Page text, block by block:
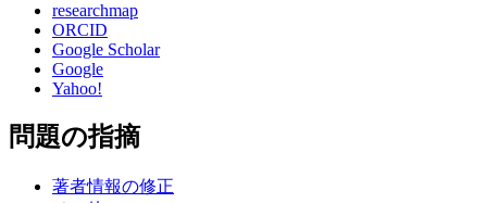
researchmap
ORCID
Google Scholar
Google
Yahoo!
問題の指摘
著者情報の修正